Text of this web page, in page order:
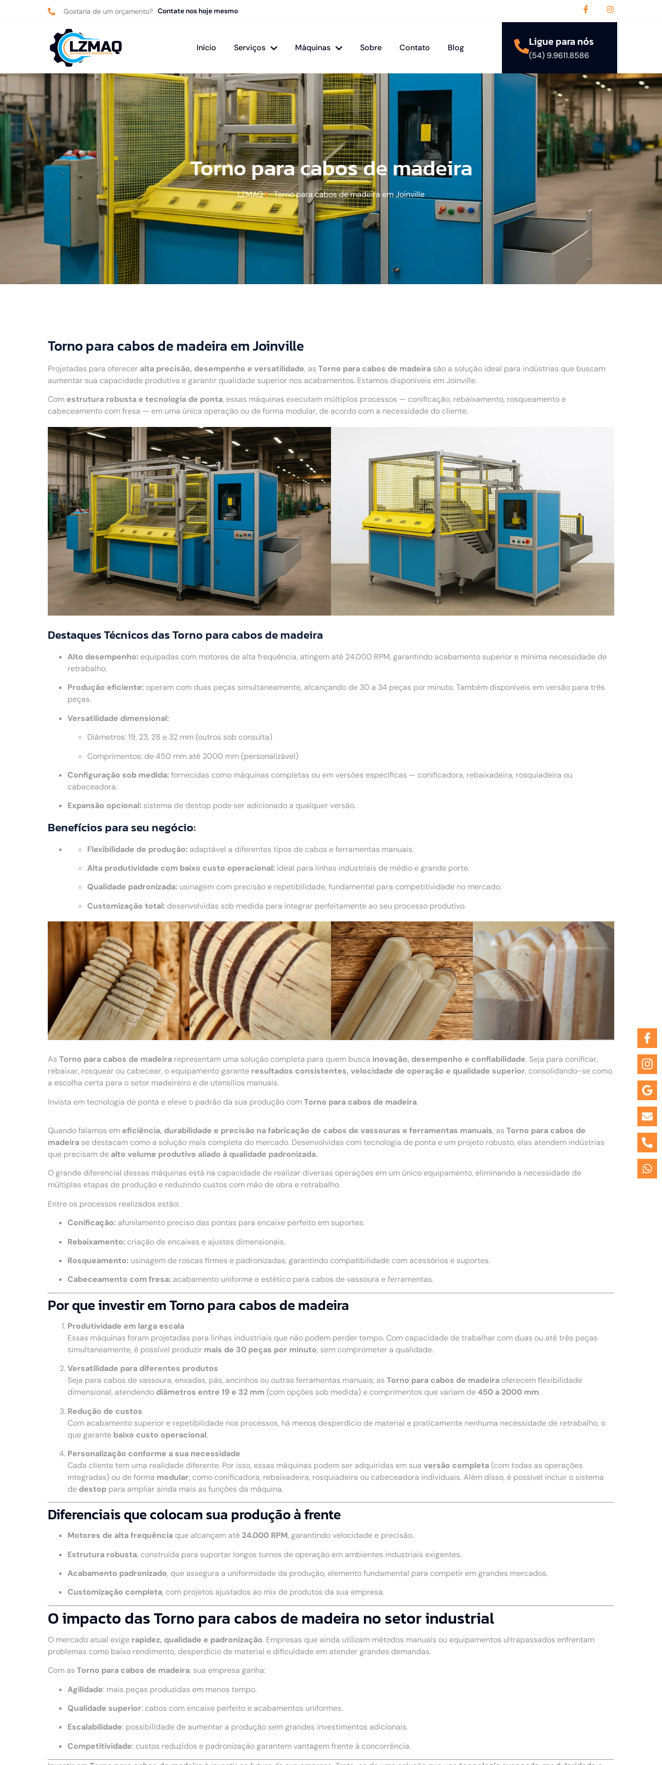
Gostaria de um orçamento? Contate nos hoje mesmo
Início Serviços Máquinas Sobre Contato Blog Ligue para nós
(54) 9.9611.8586
Torno para cabos de madeira
LZMAQ Torno para cabos de madeira em Joinville
Torno para cabos de madeira em Joinville
Projetadas para oferecer alta precisão, desempenho e versatilidade, as Torno para cabos de madeira são a solução ideal para indústrias que buscam
aumentar sua capacidade produtiva e garantir qualidade superior nos acabamentos. Estamos disponíveis em Joinville.
Com estrutura robusta e tecnologia de ponta, essas máquinas executam múltiplos processos — conificação, rebaixamento, rosqueamento e
cabeceamento com fresa — em uma única operação ou de forma modular, de acordo com a necessidade do cliente.
Destaques Técnicos das Torno para cabos de madeira
Alto desempenho: equipadas com motores de alta frequência, atingem até 24.000 RPM, garantindo acabamento superior e mínima necessidade de
retrabalho.
Produção eficiente: operam com duas peças simultaneamente, alcançando de 30 a 34 peças por minuto. Também disponíveis em versão para três
peças.
Versatilidade dimensional:
Diâmetros: 19, 23, 28 e 32 mm (outros sob consulta)
Comprimentos: de 450 mm até 2000 mm (personalizável)
Configuração sob medida:fornecidas como máquinas completas ou em versões específicas — conificadora, rebaixadeira, rosquiadeira ou
cabeceadora.
Expansão opcional: sistema de destop pode ser adicionado a qualquer versão.
Benefícios para seu negócio:
Flexibilidade de produção: adaptável a diferentes tipos de cabos e ferramentas manuais.
Alta produtividade com baixo custo operacional: ideal para linhas industriais de médio e grande porte.
Qualidade padronizada: usinagem com precisão e repetibilidade, fundamental para competitividade no mercado.
Customização total: desenvolvidas sob medida para integrar perfeitamente ao seu processo produtivo.
As Torno para cabos de madeira representam uma solução completa para quem busca inovação, desempenho e confiabilidade. Seja para conificar,
rebaixar, rosquear ou cabecear, o equipamento garante resultados consistentes, velocidade de operação e qualidade superior, consolidando-se como
a escolha certa para o setor madeireiro e de utensílios manuais.
Invista em tecnologia de ponta e eleve o padrão da sua produção comTorno para cabos de madeira.
Quando falamos em eficiência, durabilidade e precisão na fabricação de cabos de vassouras e ferramentas manuais, as Torno para cabos de
madeira se destacam como a solução mais completa do mercado. Desenvolvidas com tecnologia de ponta e um projeto robusto, elas atendem indústrias
que precisam de alto volume produtivo aliado à qualidade padronizada.
O grande diferencial dessas máquinas está na capacidade de realizar diversas operações em um único equipamento, eliminando a necessidade de
múltiplas etapas de produção e reduzindo custos com mão de obra e retrabalho.
Entre os processos realizados estão:
Conificação: afunilamento preciso das pontas para encaixe perfeito em suportes.
Rebaixamento: criação de encaixes e ajustes dimensionais.
Rosqueamento: usinagem de roscas firmes e padronizadas, garantindo compatibilidade com acessórios e suportes.
Cabeceamento com fresa: acabamento uniforme e estético para cabos de vassoura e ferramentas.
Por que investir em Torno para cabos de madeira
Produtividade em larga escala
Essas máquinas foram projetadas para linhas industriais que não podem perder tempo. Com capacidade de trabalhar com duas ou até três peças
simultaneamente, é possível produzir mais de 30 peças por minuto, sem comprometer a qualidade.
Versatilidade para diferentes produtos
Seja para cabos de vassoura, enxadas, pás, ancinhos ou outras ferramentas manuais, as Torno para cabos de madeira oferecem flexibilidade
dimensional, atendendo diâmetros entre 19 e 32 mm (com opções sob medida) e comprimentos que variam de450 a 2000 mm.
Redução de custos
Com acabamento superior e repetibilidade nos processos, há menos desperdício de material e praticamente nenhuma necessidade de retrabalho, o
que garante baixo custo operacional.
Personalização conforme a sua necessidade
Cada cliente tem uma realidade diferente. Por isso, essas máquinas podem ser adquiridas em sua versão completa (com todas as operações
integradas) ou de forma modular, como conificadora, rebaixadeira, rosquiadeira ou cabeceadora individuais. Além disso, é possível incluir o sistema
de destop para ampliar ainda mais as funções da máquina.
Diferenciais que colocam sua produção à frente
Motores de alta frequência que alcançam até 24.000 RPM, garantindo velocidade e precisão.
Estrutura robusta, construída para suportar longos turnos de operação em ambientes industriais exigentes.
Acabamento padronizado, que assegura a uniformidade da produção, elemento fundamental para competir em grandes mercados.
Customização completa, com projetos ajustados ao mix de produtos da sua empresa.
O impacto das Torno para cabos de madeira no setor industrial
O mercado atual exige rapidez, qualidade e padronização. Empresas que ainda utilizam métodos manuais ou equipamentos ultrapassados enfrentam
problemas como baixo rendimento, desperdício de material e dificuldade em atender grandes demandas.
Com as Torno para cabos de madeira, sua empresa ganha:
Agilidade: mais peças produzidas em menos tempo.
Qualidade superior: cabos com encaixe perfeito e acabamentos uniformes.
Escalabilidade: possibilidade de aumentar a produção sem grandes investimentos adicionais.
Competitividade: custos reduzidos e padronização garantem vantagem frente à concorrência.